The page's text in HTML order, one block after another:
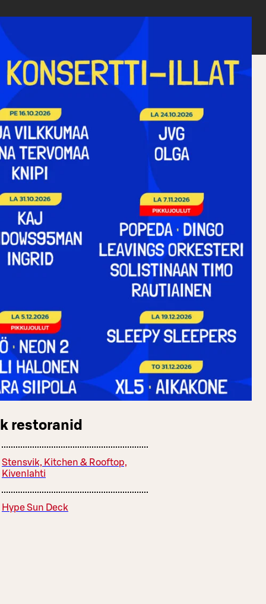
restoranid
Stensvik, Kitchen & Rooftop,
Kivenlahti
Hype Sun Deck